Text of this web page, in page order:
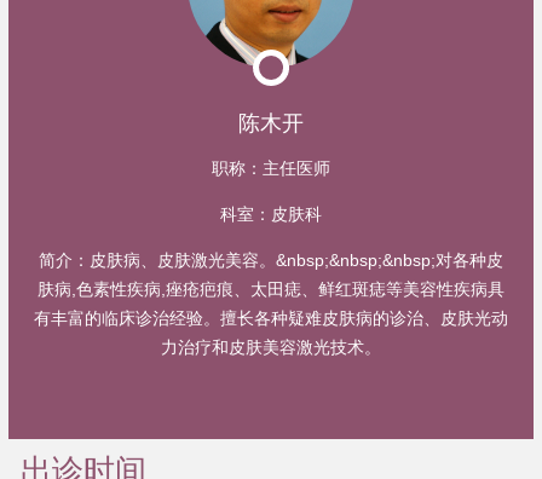
陈木开
职称： 主任医师
科室： 皮肤科
简介： 皮肤病、皮肤激光美容。&nbsp;&nbsp;&nbsp;对各种皮
肤病,色素性疾病,痤疮疤痕、太田痣、鲜红斑痣等美容性疾病具
有丰富的临床诊治经验。擅长各种疑难皮肤病的诊治、皮肤光动
力治疗和皮肤美容激光技术。
出诊时间